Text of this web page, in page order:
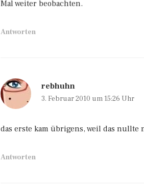
Mal weiter beobachten.
Antworten
rebhuhn
3. Februar 2010 um 15:26 Uhr
das erste kam übrigens, weil das
Antworten